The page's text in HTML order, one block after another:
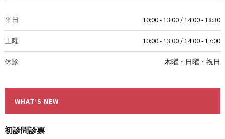
平日 10:00 - 13:00 / 14:00 - 18:30
土曜 10:00 - 13:00 / 14:00 - 17:00
休診 木曜・日曜・祝日
WHAT’S NEW
初診問診票